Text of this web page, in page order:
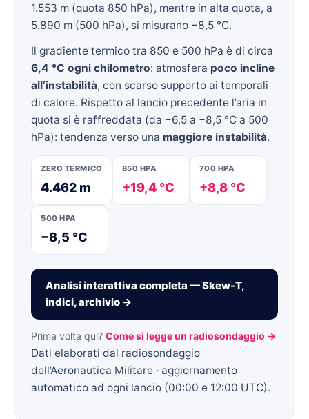
1.553 m (quota 850 hPa), mentre in alta quota, a
5.890 m (500 hPa), si misurano −8,5 °C.
Il gradiente termico tra 850 e 500 hPa è di circa
6,4 °C ogni chilometro: atmosfera poco incline
all’instabilità, con scarso supporto ai temporali
di calore. Rispetto al lancio precedente l’aria in
quota si è raffreddata (da −6,5 a −8,5 °C a 500
hPa): tendenza verso una maggiore instabilità.
ZERO TERMICO
4.462 m
850 HPA
+19,4 °C
700 HPA
+8,8 °C
500 HPA
−8,5 °C
Analisi interattiva completa — Skew-T,
indici, archivio →
Prima volta qui? Come si legge un radiosondaggio →
Dati elaborati dal radiosondaggio
dell’Aeronautica Militare · aggiornamento
automatico ad ogni lancio (00:00 e 12:00 UTC).